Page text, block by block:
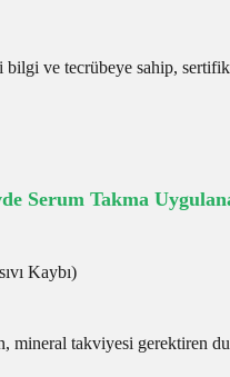
bilgi ve tecrübeye sahip,
Serum Takma
Kaybı)
mineral takviyesi gerektiren